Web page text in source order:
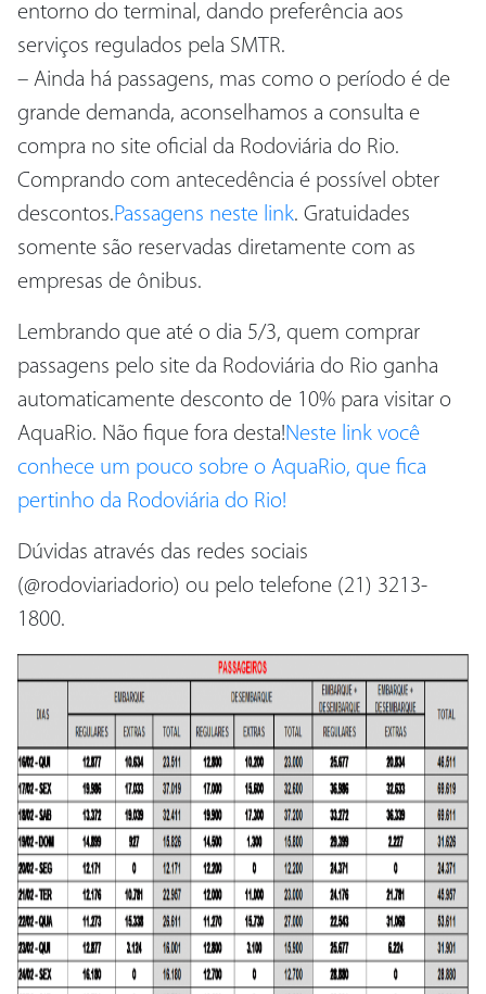
entorno do terminal, dando preferência aos
serviços regulados pela SMTR.
– Ainda há passagens, mas como o período é de
grande demanda, aconselhamos a consulta e
compra no site oficial da Rodoviária do Rio.
Comprando com antecedência é possível obter
descontos.Passagens neste link. Gratuidades
somente são reservadas diretamente com as
empresas de ônibus.
Lembrando que até o dia 5/3, quem comprar
passagens pelo site da Rodoviária do Rio ganha
automaticamente desconto de 10% para visitar o
AquaRio. Não fique fora desta!Neste link você
conhece um pouco sobre o AquaRio, que fica
pertinho da Rodoviária do Rio!
Dúvidas através das redes sociais
(@rodoviariadorio) ou pelo telefone (21) 3213-
1800.